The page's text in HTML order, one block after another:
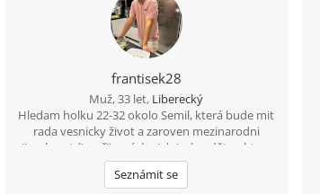
frantisek28
Muž, 33 let, Liberecký
Hledam holku 22-32 okolo Semil, která bude mit
rada vesnicky život a zaroven mezinarodni
(jazyky, atd) upřijmná, loajalni a bezdětna ktery
bude chtit časem založit rodinu. Mam rad
sporty, prochazky, hory, moře a pomerne
Seznámit se